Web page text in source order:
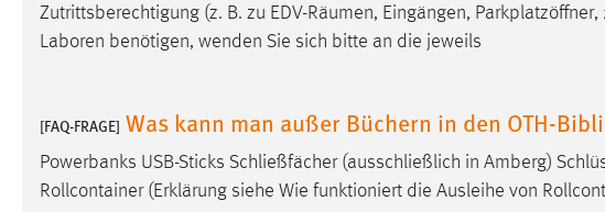
Zutrittsberechtigung (z. B. zu EDV-Räumen, Eingängen, Parkplatzöffner,
Laboren benötigen, wenden Sie sich bitte an die jeweils
[FAQ-FRAGE] Was kann man außer Büchern in den OTH-
Powerbanks USB-Sticks Schließfächer (ausschließlich in Amberg)
Rollcontainer (Erklärung siehe Wie funktioniert die Ausleihe von